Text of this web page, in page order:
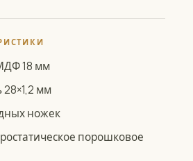
18 мм
мм
ножек
порошковое